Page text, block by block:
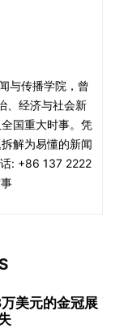
与传播学院，曾
、经济与社会新
国重大时事。凭
解为易懂的新闻
: +86 137 2222
美元的金冠展